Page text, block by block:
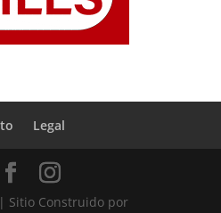
Legal
Sitio Construido por